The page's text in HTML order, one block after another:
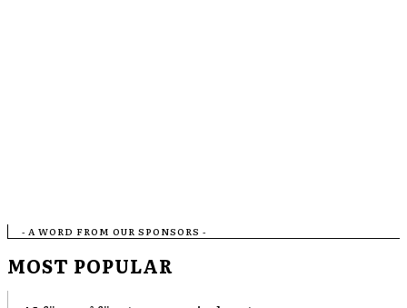
- A WORD FROM OUR SPONSORS -
MOST POPULAR